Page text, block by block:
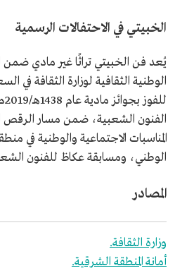
الخبيتي في الاحتفالات الرسمية
يُعد فن الخبيتي تراثًا غير مادي ضمن
الوطنية الثقافية لوزارة الثقافة في
الفنون الشعبية، ضمن مسار الرقص
المناسبات الاجتماعية والوطنية في
الوطني، ومسابقة عكاظ للفنون
المصادر
وزارة الثقافة.
أمانة المنطقة الشرقية.